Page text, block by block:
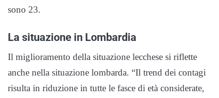
sono 23.
La situazione in Lombardia
Il miglioramento della situazione lecchese si riflette
anche nella situazione lombarda. “Il trend dei contagi
risulta in riduzione in tutte le fasce di età considerate,